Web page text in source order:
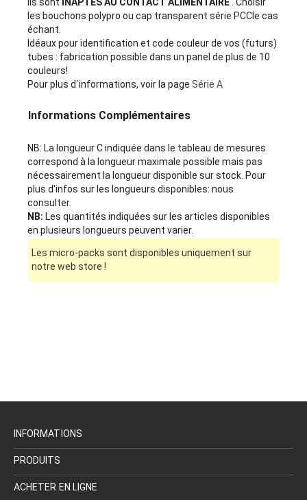
les bouchons polypro ou cap transparent série PCCle cas
échant.
Idéaux pour identification et code couleur de vos (futurs)
tubes : fabrication possible dans un panel de plus de 10
couleurs!
Pour plus d`informations, voir la pageSérie A
Informations Complémentaires
NB: La longueur C indiquée dans le tableau de mesures
correspond à la longueur maximale possible mais pas
nécessairement la longueur disponible sur stock. Pour
plus d'infos sur les longueurs disponibles: nous
consulter.
NB: Les quantités indiquées sur les articles disponibles
en plusieurs longueurs peuvent varier.
Les micro-packs sont disponibles uniquement sur
notre web store !
INFORMATIONS
PRODUITS
ACHETER EN LIGNE